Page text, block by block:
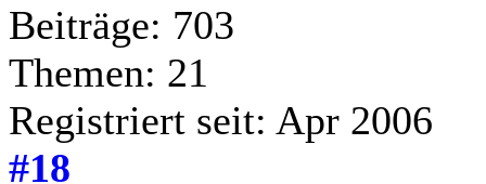
Beiträge: 703
Themen: 21
Registriert seit: Apr 2006
#18